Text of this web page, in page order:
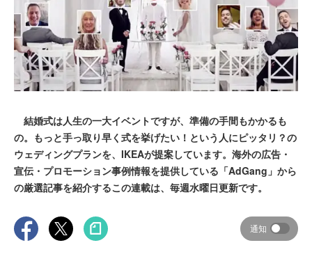
結婚式は人生の一大イベントですが、準備の手間もかかるも
の。もっと手っ取り早く式を挙げたい！という人にピッタリ？の
ウェディングプランを、IKEAが提案しています。海外の広告・
宣伝・プロモーション事例情報を提供している「AdGang」から
の厳選記事を紹介するこの連載は、毎週水曜日更新です。
通知